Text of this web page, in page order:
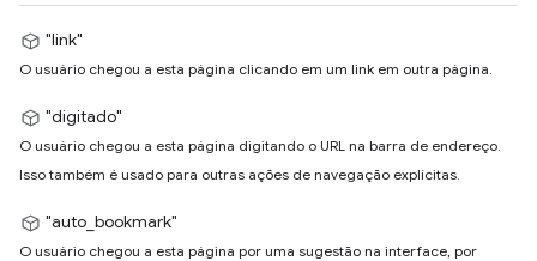
"link"
O usuário chegou a esta página clicando em um link em outra página.
"digitado"
O usuário chegou a esta página digitando o URL na barra de endereço.
Isso também é usado para outras ações de navegação explícitas.
"auto_bookmark"
O usuário chegou a esta página por uma sugestão na interface, por